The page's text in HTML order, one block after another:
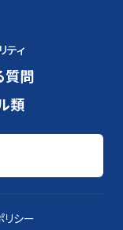
ティ
質問
類
リシー